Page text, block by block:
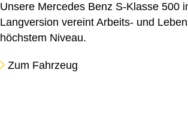
Unsere Mercedes Benz S-Klasse 500
Langversion vereint Arbeits- und
höchstem Niveau.
Zum Fahrzeug